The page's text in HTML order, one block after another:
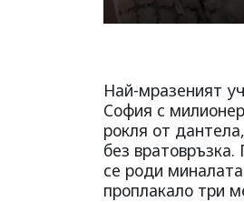
Най-мразеният
София с
рокля от
без
се роди
проплакало три